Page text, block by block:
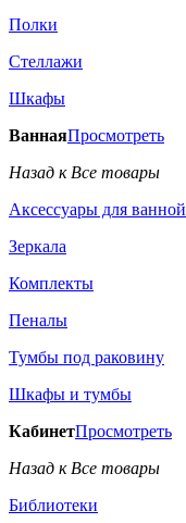
Полки
Стеллажи
Шкафы
ВаннаяПросмотреть
Назад к Все товары
Аксессуары для ванной
Зеркала
Комплекты
Пеналы
Тумбы под раковину
Шкафы и тумбы
КабинетПросмотреть
Назад к Все товары
Библиотеки